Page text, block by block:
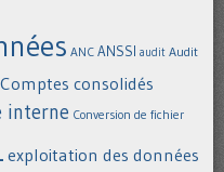
ANC ANSSI audit Audit
Comptes consolidés
interne Conversion de fichier
exploitation des données